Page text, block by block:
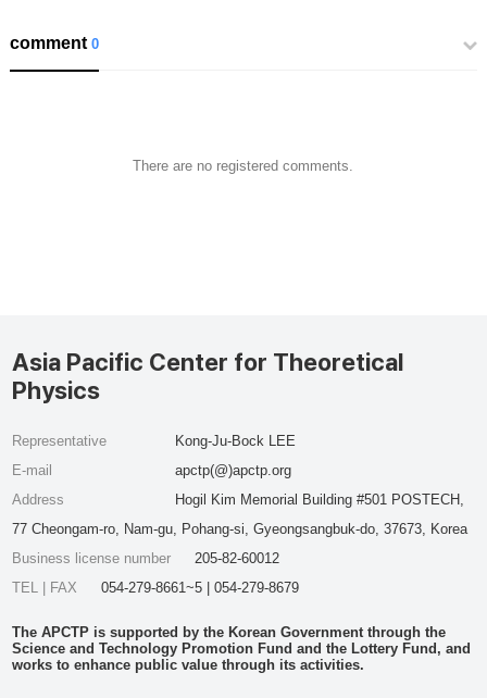
comment0
There are no registered comments.
Asia Pacific Center for Theoretical
Physics
Representative
Kong-Ju-Bock LEE
E-mail
apctp(@)apctp.org
Address
Hogil Kim Memorial Building #501 POSTECH,
77 Cheongam-ro, Nam-gu, Pohang-si, Gyeongsangbuk-do, 37673, Korea
Business license number
205-82-60012
TEL | FAX
054-279-8661~5 | 054-279-8679
The APCTP is supported by the Korean Government through the
Science and Technology Promotion Fund and the Lottery Fund, and
works to enhance public value through its activities.